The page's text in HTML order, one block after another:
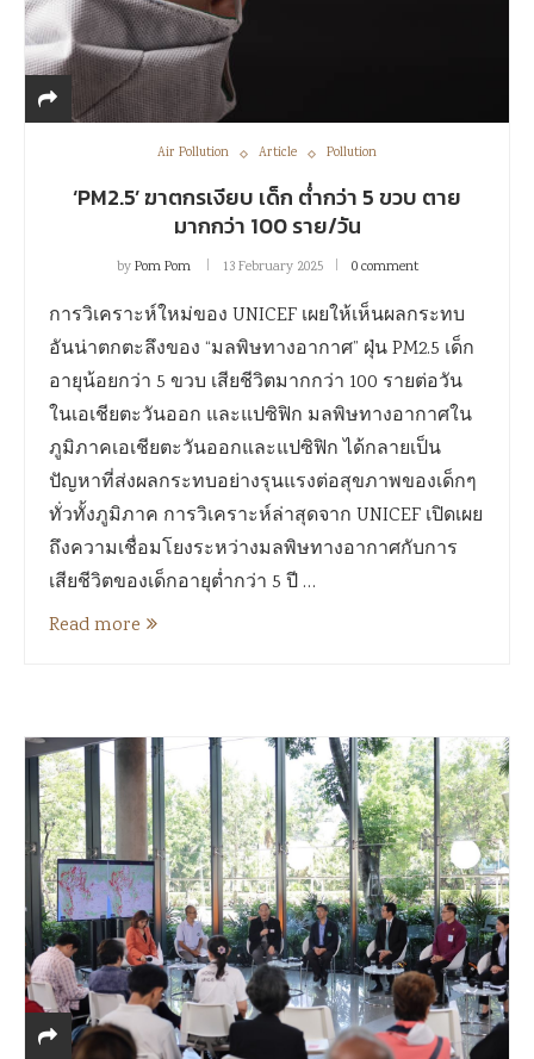
Air Pollution Article Pollution
‘PM2.5’ ฆาตกรเงียบ เด็ก ต่ำกว่า 5 ขวบ ตาย
มากกว่า 100 ราย/วัน
byPom Pom 13 February 2025 0 comment
การวิเคราะห์ใหม่ของ UNICEF เผยให้เห็นผลกระทบ
อันน่าตกตะลึงของ “มลพิษทางอากาศ” ฝุ่น PM2.5 เด็ก
อายุน้อยกว่า 5 ขวบ เสียชีวิตมากกว่า 100 รายต่อวัน
ในเอเชียตะวันออก และแปซิฟิก มลพิษทางอากาศใน
ภูมิภาคเอเชียตะวันออกและแปซิฟิก ได้กลายเป็น
ปัญหาที่ส่งผลกระทบอย่างรุนแรงต่อสุขภาพของเด็กๆ
ทั่วทั้งภูมิภาค การวิเคราะห์ล่าสุดจาก UNICEF เปิดเผย
ถึงความเชื่อมโยงระหว่างมลพิษทางอากาศกับการ
เสียชีวิตของเด็กอายุต่ำกว่า 5 ปี …
Read more